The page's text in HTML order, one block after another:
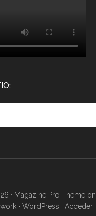
· Magazine Pro Theme on
· WordPress · Acceder